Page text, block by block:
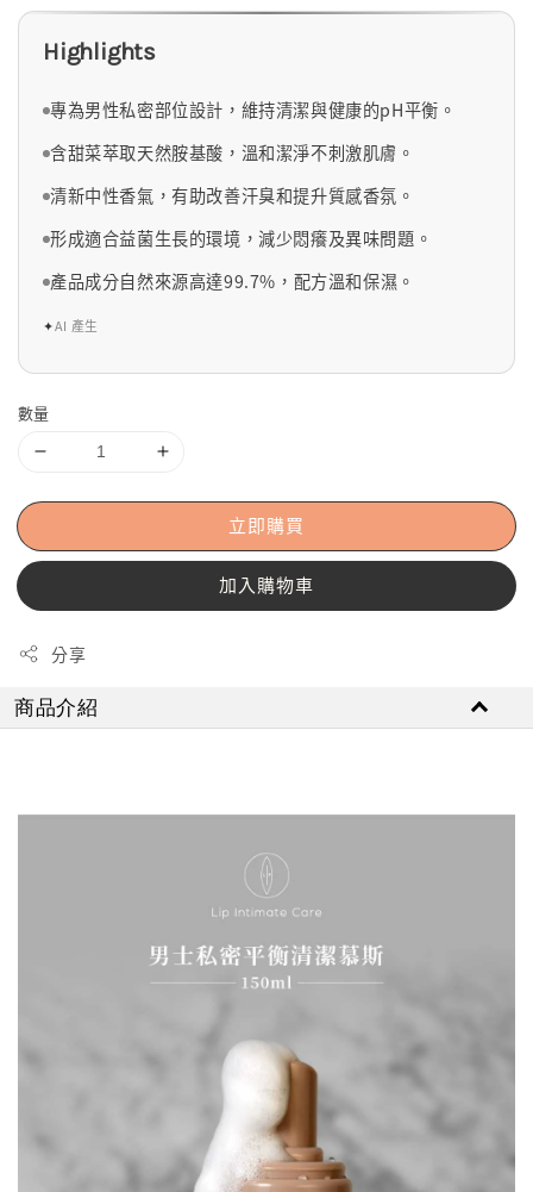
Highlights
專為男性私密部位設計，維持清潔與健康的pH平衡。
含甜菜萃取天然胺基酸，溫和潔淨不刺激肌膚。
清新中性香氣，有助改善汗臭和提升質感香氛。
形成適合益菌生長的環境，減少悶癢及異味問題。
產品成分自然來源高達99.7%，配方溫和保濕。
✦AI 產生
數量
立即購買
加入購物車
分享
商品介紹